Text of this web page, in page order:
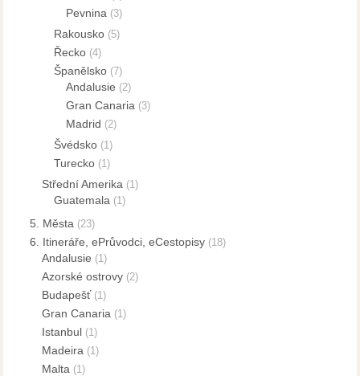
Pevnina (3)
Rakousko (5)
Řecko (4)
Španělsko (7)
Andalusie (2)
Gran Canaria (3)
Madrid (2)
Švédsko (1)
Turecko (1)
Střední Amerika (1)
Guatemala (1)
5. Města (23)
6. Itineráře, ePrůvodci, eCestopisy (18)
Andalusie (1)
Azorské ostrovy (2)
Budapešť(1)
Gran Canaria (1)
Istanbul (1)
Madeira (1)
Malta (1)